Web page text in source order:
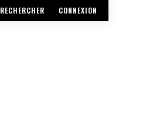
RECHERCHER CONNEXION